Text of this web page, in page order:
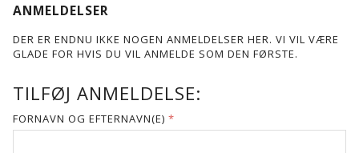
ANMELDELSER
DER ER ENDNU IKKE NOGEN ANMELDELSER HER. VI VIL VÆRE
GLADE FOR HVIS DU VIL ANMELDE SOM DEN FØRSTE.
TILFØJ ANMELDELSE:
FORNAVN OG EFTERNAVN(E)